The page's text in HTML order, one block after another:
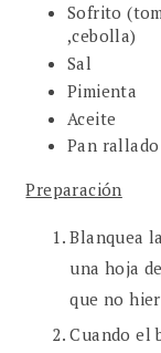
Sofrito
,cebolla)
Sal
Pimienta
Aceite
Pan rallado
Preparación
Blanquea
una hoja
que no
Cuando el